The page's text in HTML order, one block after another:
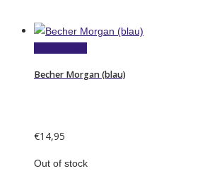
Becher Morgan (blau)
€14,95
Out of stock